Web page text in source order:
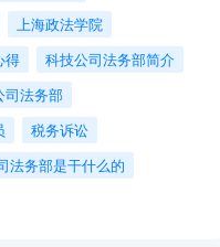
上海政法学院
得
科技公司法务部简介
司法务部
税务诉讼
法务部是干什么的